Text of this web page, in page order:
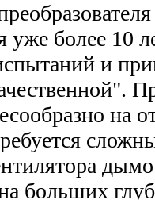
уже более 10
и
на
больших